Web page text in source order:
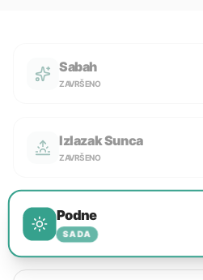
Sabah
ZAVRŠENO
Izlazak Sunca
ZAVRŠENO
Podne
SADA